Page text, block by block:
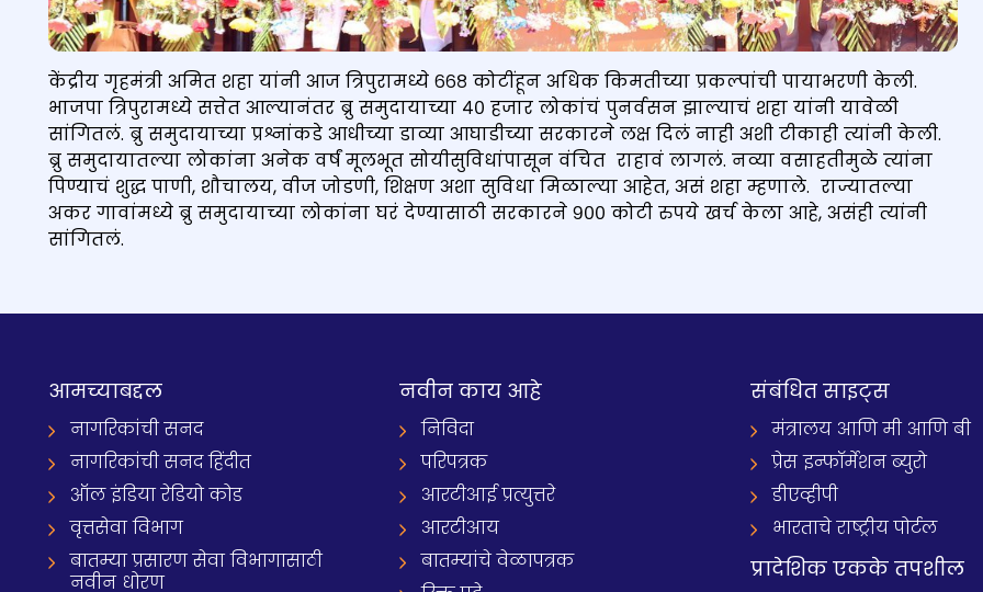
केंद्रीय गृहमंत्री अमित शहा यांनी आज त्रिपुरामध्ये ६६८ कोटींहून अधिक किमतीच्या प्रकल्पांची पायाभरणी केली.
भाजपा त्रिपुरामध्ये सत्तेत आल्यानंतर ब्रु समुदायाच्या ४० हजार लोकांचं पुनर्वसन झाल्याचं शहा यांनी यावेळी
सांगितलं. ब्रु समुदायाच्या प्रश्नांकडे आधीच्या डाव्या आघाडीच्या सरकारने लक्ष दिलं नाही अशी टीकाही त्यांनी केली.
ब्रु समुदायातल्या लोकांना अनेक वर्षं मूलभूत सोयीसुविधांपासून वंचित राहावं लागलं. नव्या वसाहतीमुळे त्यांना
पिण्याचं शुद्ध पाणी, शौचालय, वीज जोडणी, शिक्षण अशा सुविधा मिळाल्या आहेत, असं शहा म्हणाले. राज्यातल्या
अकर गावांमध्ये ब्रु समुदायाच्या लोकांना घरं देण्यासाठी सरकारने ९०० कोटी रुपये खर्च केला आहे, असंही त्यांनी
सांगितलं.
आमच्याबद्दल
नागरिकांची सनद
नागरिकांची सनद हिंदीत
ऑल इंडिया रेडियो कोड
वृत्तसेवा विभाग
बातम्या प्रसारण सेवा विभागासाठी
नवीन धोरण
नवीन काय आहे
निविदा
परिपत्रक
आरटीआई प्रत्युत्तरे
आरटीआय
बातम्यांचे वेळापत्रक
संबंधित साइट्स
मंत्रालय आणि मी आणि बी
प्रेस इन्फॉर्मेशन ब्युरो
डीएव्हीपी
भारताचे राष्ट्रीय पोर्टल
प्रादेशिक एकके तपशील